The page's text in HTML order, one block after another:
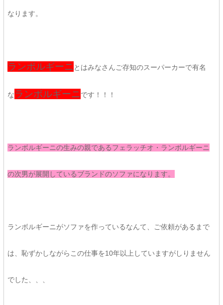
なります。
ランボルギーニ とはみなさんご存知のスーパーカーで有名
なランボルギーニです！！！
ランボルギーニの生みの親であるフェラッチオ・ランボルギーニ
の次男が展開しているブランドのソファになります。
ランボルギーニがソファを作っているなんて、ご依頼があるまで
は、恥ずかしながらこの仕事を10年以上していますがしりません
でした、、、